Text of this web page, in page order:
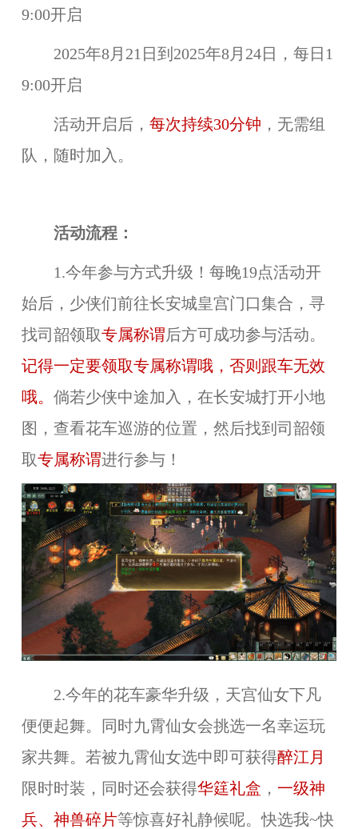
9:00开启
2025年8月21日到2025年8月24日，每日1
9:00开启
活动开启后， 每次持续30分钟 ，无需组
队，随时加入。
活动流程：
1.今年参与方式升级！每晚19点活动开
始后，少侠们前往长安城皇宫门口集合，寻
找司韶领取专属称谓后方可成功参与活动。
记得一定要领取专属称谓哦，否则跟车无效
哦。 倘若少侠中途加入，在长安城打开小地
图，查看花车巡游的位置，然后找到 司韶领
取专属称谓进行参与！
2.今年的花车豪华升级，天宫仙女下凡
便便起舞。同时九霄仙女会挑选一名幸运玩
家共舞。若被九霄仙女选中即可获得醉江月
限时时装，同时还会获得华筳礼盒 ， 一级神
兵、神兽碎片等惊喜好礼静候呢。快选我~快